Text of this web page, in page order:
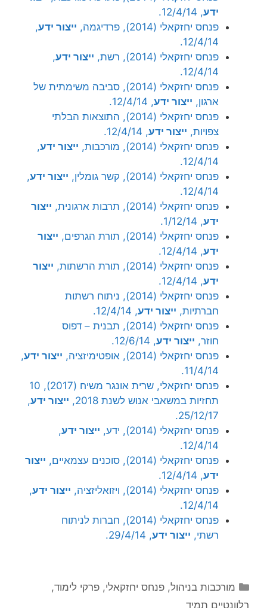
ידע, 12/4/14.
פנחס יחזקאלי (2014), פרדיגמה,
ייצור ידע,
12/4/14.
פנחס יחזקאלי (2014), רשת,
ייצור ידע,
12/4/14.
פנחס יחזקאלי (2014), סביבה משימתית של
ארגון, ייצור ידע, 12/4/14.
פנחס יחזקאלי (2014), התוצאות הבלתי
צפויות, ייצור ידע, 12/4/14.
פנחס יחזקאלי (2014), מורכבות,
ייצור ידע,
12/4/14.
פנחס יחזקאלי (2014), קשר גומלין,
ייצור ידע,
12/4/14.
פנחס יחזקאלי (2014), תרבות ארגונית,
ייצור
ידע, 1/12/14.
פנחס יחזקאלי (2014), תורת הגרפים,
ייצור
ידע, 12/4/14.
פנחס יחזקאלי (2014), תורת הרשתות,
ייצור
ידע, 12/4/14.
פנחס יחזקאלי (2014), ניתוח רשתות
חברתיות, ייצור ידע, 12/4/14.
פנחס יחזקאלי (2014), תבנית – דפוס
חוזר, ייצור ידע, 12/6/14.
פנחס יחזקאלי (2014), אופטימיזציה,
ייצור ידע,
11/4/14.
פנחס יחזקאלי, שרית אונגר משיח (2017), 10
תחזיות במשאבי אנוש לשנת 2018,
ייצור ידע,
25/12/17.
פנחס יחזקאלי (2014), ידע,
ייצור ידע,
12/4/14.
פנחס יחזקאלי (2014), סוכנים עצמאיים,
ייצור
ידע, 12/4/14.
פנחס יחזקאלי (2014), ויזואליזציה,
ייצור ידע,
12/4/14.
פנחס יחזקאלי (2014), חברות לניתוח
רשתי, ייצור ידע, 29/4/14.
קטגוריות
מורכבות בניהול,פנחס יחזקאלי,פרקי לימוד,
רלוונטיים תמיד